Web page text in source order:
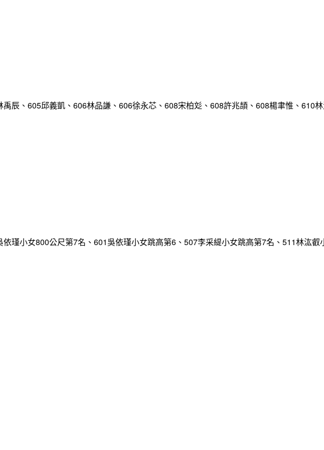
辰、605邱義凱、606林品謙、606徐永芯、608宋柏彣、608許兆頡、608楊聿惟、610
瑾小女800公尺第7名、601吳依瑾小女跳高第6、507李采緹小女跳高第7名、511林汯叡